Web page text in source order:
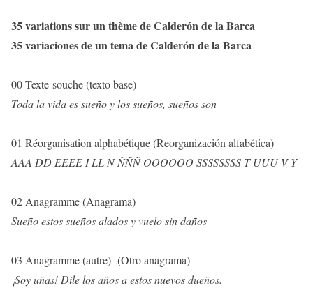
35 variations sur un thème de Calderón de la Barca
35 variaciones de un tema de Calderón de la Barca
00 Texte-souche (texto base)
Toda la vida es sueño y los sueños, sueños son
01 Réorganisation alphabétique (Reorganización alfabética)
AAA DD EEEE I LL NÑÑÑ OOOOOO SSSSSSSS T UUU V Y
02 Anagramme (Anagrama)
Sueño estos sueños alados y vuelo sin daños
03 Anagramme (autre) (Otro anagrama)
¡Soy uñas! Dile los años a estos nuevos dueños.